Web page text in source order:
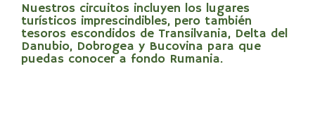
Nuestros circuitos incluyen los lugares
turísticos imprescindibles, pero también
tesoros escondidos de Transilvania, Delta del
Danubio, Dobrogea y Bucovina para que
puedas conocer a fondo Rumania.